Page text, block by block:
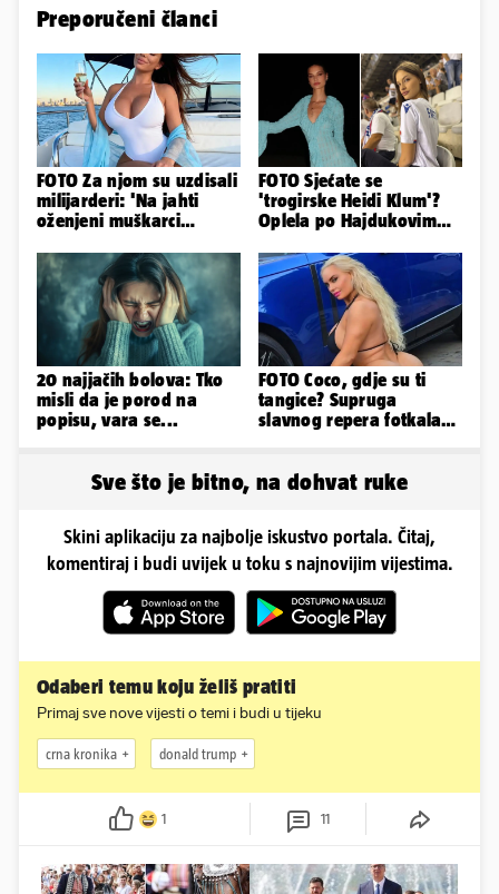
Preporučeni članci
FOTO Za njom su uzdisali
milijarderi: 'Na jahti
oženjeni muškarci
FOTO Sjećate se
'trogirske Heidi Klum'?
Oplela po Hajdukovim
Sramota'
20 najjačih bolova: Tko
misli da je porod na
popisu, vara se...
FOTO Coco, gdje su ti
tangice? Supruga
slavnog repera fotkala
Sve što je bitno, na dohvat ruke
Skini aplikaciju za najbolje iskustvo portala. Čitaj,
komentiraj i budi uvijek u toku s najnovijim vijestima.
Odaberi temu koju želiš pratiti
Primaj sve nove vijesti o temi i budi u tijeku
crna kronika donald trump
1 11